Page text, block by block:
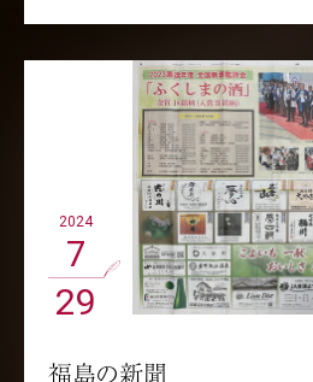
2024
7
29
福島の新聞